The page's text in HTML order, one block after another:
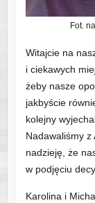
Fot.
Witajcie na
i ciekawych
żeby nasze
jakbyście
kolejny
Nadawaliśmy z
nadzieję, że
w podjęciu
Karolina i